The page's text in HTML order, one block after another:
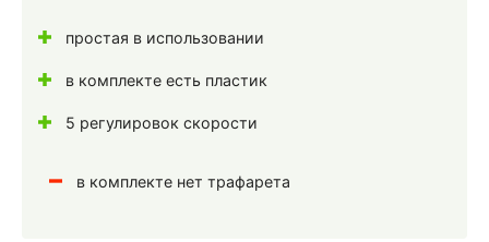
простая в использовании
в комплекте есть пластик
5 регулировок скорости
в комплекте нет трафарета